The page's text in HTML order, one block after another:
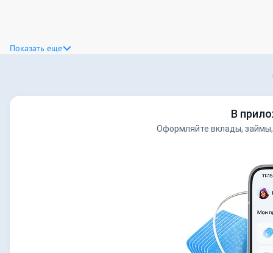
Показать еще
В
Оформляйте вклады,